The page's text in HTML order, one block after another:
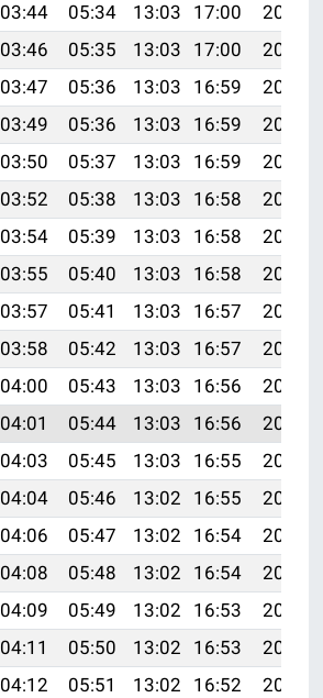
03:44 05:34 13:03 17:00
20:23
03:46 05:35 13:03 17:00
20:22
03:47 05:36 13:03 16:59
20:21
03:49 05:36 13:03 16:59
20:20
03:50 05:37 13:03 16:59
20:19
03:52 05:38 13:03 16:58
20:18
03:54 05:39 13:03 16:58
20:17
03:55 05:40 13:03 16:58
20:16
03:57 05:41 13:03 16:57
20:15
03:58 05:42 13:03 16:57
20:14
04:00 05:43 13:03 16:56
20:12
04:01 05:44 13:03 16:56
20:11
04:03 05:45 13:03 16:55
20:10
04:04 05:46 13:02 16:55
20:09
04:06 05:47 13:02 16:54
20:07
04:08 05:48 13:02 16:54
20:06
04:09 05:49 13:02 16:53
20:05
04:11 05:50 13:02 16:53
20:03
04:12 05:51 13:02 16:52
20:02